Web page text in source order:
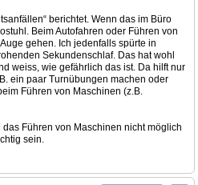
berichtet. Wenn das im Büro
Beim Autofahren oder Führen von
gehen. Ich jedenfalls spürte in
Sekundenschlaf. Das hat wohl
weiss, wie gefährlich das ist. Da hilft nur
ein paar Turnübungen machen oder
Führen von Maschinen (z.B.
das Führen von Maschinen nicht möglich
sein.